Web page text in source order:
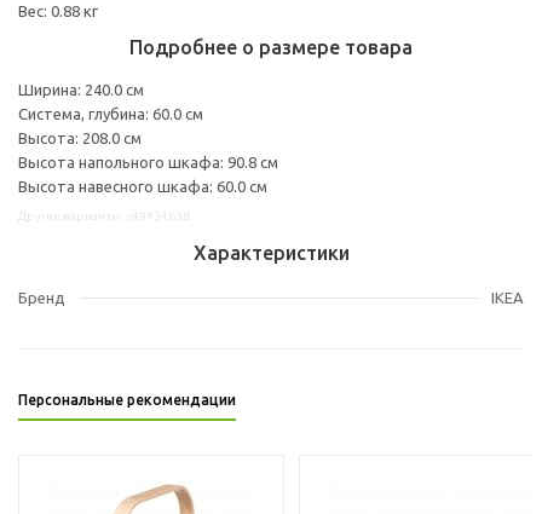
Вес: 0.88 кг
Подробнее о размере товара
Ширина: 240.0 см
Система, глубина: 60.0 см
Высота: 208.0 см
Высота напольного шкафа: 90.8 см
Высота навесного шкафа: 60.0 см
Характеристики
Бренд IKEA
Персональные рекомендации